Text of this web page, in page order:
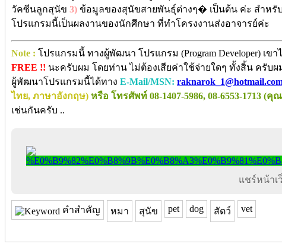
วัคซีนลูกสุนัข 3) ข้อมูลของสุนัขสายพันธุ์ต่างๆ� เป็นต้น ค่ะ สำหรั
โปรแกรมนี้เป็นผลงานของนักศึกษา ที่ทำโครงงานส่งอาจารย์ค่ะ
Note : โปรแกรมนี้ ทางผู้พัฒนา โปรแกรม (Program Developer) เ
FREE !! นะครับผม โดยท่าน ไม่ต้องเสียค่าใช้จ่ายใดๆ ทั้งสิ้น ครับ
ผู้พัฒนาโปรแกรมนี้ได้ทาง E-Mail/MSN:
ไทย, ภาษาอังกฤษ) หรือ โทรศัพท์ 08-1407-5986, 08-6553-1713
เช่นกันครับ ..
แชร์หน้าเ
คำสำคัญ หมา สุนัข pet dog สัตว์ vet